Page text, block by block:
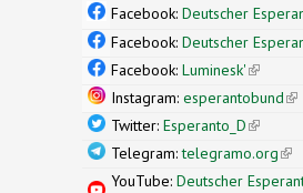
Facebook: Deutscher
Facebook: Deutscher
Facebook: Luminesk'(link is
Instagram: esperantobund
Twitter: Esperanto_D(link is
Telegram:telegramo.org
YouTube: Deutscher